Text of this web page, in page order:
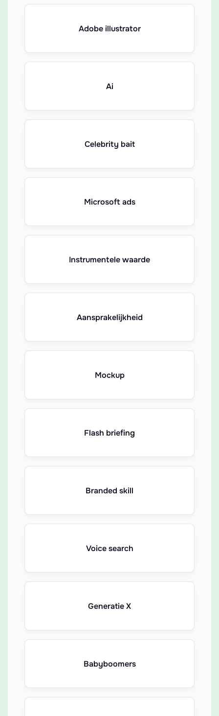
Adobe illustrator
Ai
Celebrity bait
Microsoft ads
Instrumentele waarde
Aansprakelijkheid
Mockup
Flash briefing
Branded skill
Voice search
Generatie X
Babyboomers